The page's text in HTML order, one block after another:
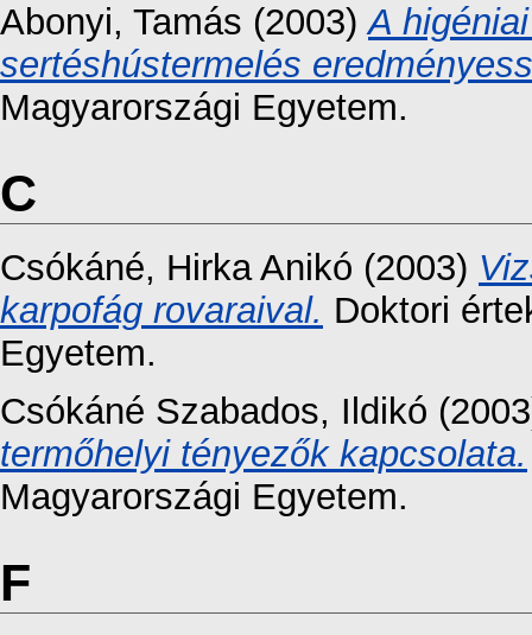
Abonyi, Tamás (2003)A
sertéshústermelés
Magyarországi Egyetem.
C
Csókáné, Hirka Anikó (2003)
karpofág rovaraival. Doktori
Egyetem.
Csókáné Szabados, Ildikó
termőhelyi tényezők kapcsolata.
Magyarországi Egyetem.
F